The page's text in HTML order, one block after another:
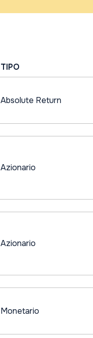
TIPO
Absolute Return
Azionario
Azionario
Monetario